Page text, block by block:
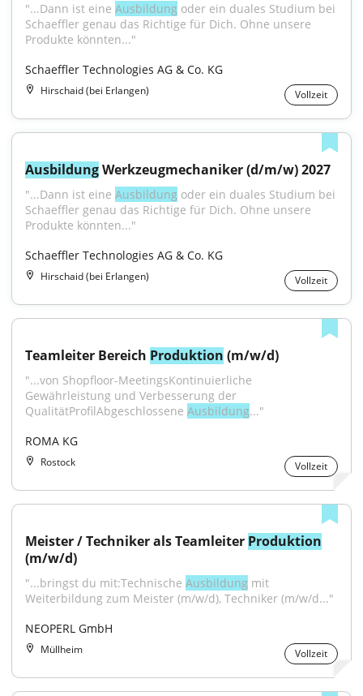
"...Dann ist eine Ausbildung oder ein duales Studium bei
Schaeffler genau das Richtige für Dich. Ohne unsere
Produkte könnten..."
Schaeffler Technologies AG & Co. KG
Hirschaid (bei Erlangen) Vollzeit
Ausbildung Werkzeugmechaniker (d/m/w) 2027
"...Dann ist eine Ausbildung oder ein duales Studium bei
Schaeffler genau das Richtige für Dich. Ohne unsere
Produkte könnten..."
Schaeffler Technologies AG & Co. KG
Hirschaid (bei Erlangen) Vollzeit
Teamleiter Bereich Produktion (m/w/d)
"...von Shopfloor-MeetingsKontinuierliche
Gewährleistung und Verbesserung der
QualitätProfilAbgeschlossene Ausbildung..."
ROMA KG
Rostock Vollzeit
Meister / Techniker als Teamleiter Produktion
(m/w/d)
"...bringst du mit:Technische Ausbildung mit
Weiterbildung zum Meister (m/w/d), Techniker (m/w/d..."
NEOPERL GmbH
Müllheim Vollzeit